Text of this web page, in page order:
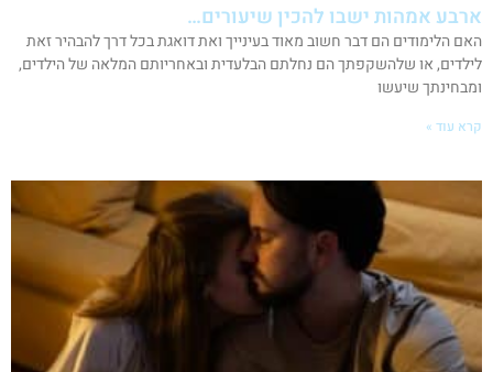
ארבע אמהות ישבו להכין שיעורים…
האם הלימודים הם דבר חשוב מאוד בעינייך ואת דואגת בכל דרך להבהיר זאת
לילדים, או שלהשקפתך הם נחלתם הבלעדית ובאחריותם המלאה של הילדים,
ומבחינתך שיעשו
קרא עוד »